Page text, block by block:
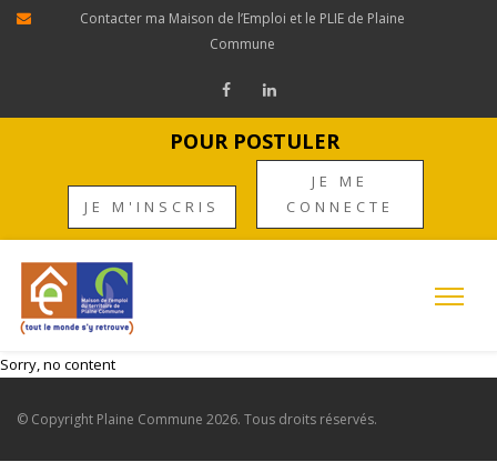
Contacter ma Maison de l’Emploi et le PLIE de Plaine
Commune
POUR POSTULER
JE M'INSCRIS
JE ME
CONNECTE
Sorry, no content
© Copyright Plaine Commune 2026. Tous droits réservés.